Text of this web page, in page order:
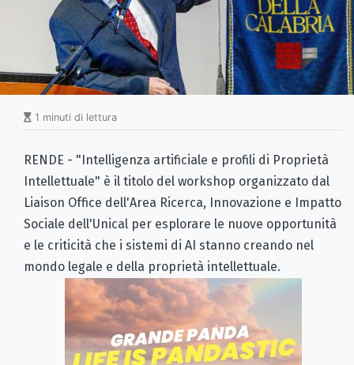
1 minuti di lettura
RENDE - "Intelligenza artificiale e profili di Proprietà
Intellettuale" è il titolo del workshop organizzato dal
Liaison Office dell'Area Ricerca, Innovazione e Impatto
Sociale dell'Unical per esplorare le nuove opportunità
e le criticità che i sistemi di AI stanno creando nel
mondo legale e della proprietà intellettuale.